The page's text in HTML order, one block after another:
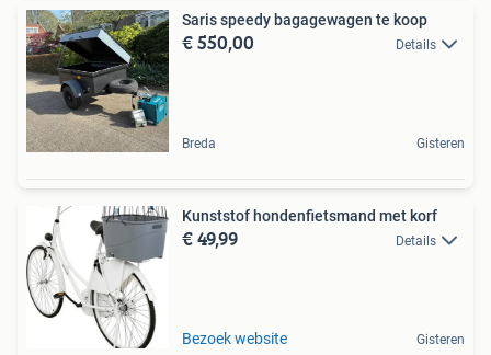
Saris speedy bagagewagen te koop
€ 550,00 Details
Breda Gisteren
Kunststof hondenfietsmand met korf
€ 49,99 Details
Bezoek website Gisteren